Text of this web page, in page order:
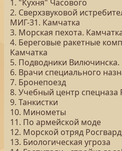
1. "Кухня" Часового
2. Сверхзвуковой
МИГ-31. Камчатка
3. Морская пехота.
4. Береговые ракетные
Камчатка
5. Подводники Вилючинска.
6. Врачи специального
7. Бронепоезд
8. Учебный центр спецназа
9. Танкистки
10. Минометы
11. По армейской моде
12. Морской отряд
13. Биологическая угроза